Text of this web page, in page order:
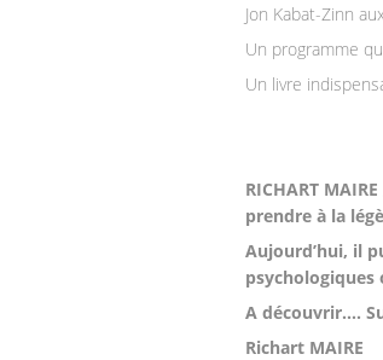
Jon Kabat-Zinn
Un programme
Un livre
RICHART
prendre à la
Aujourd’hui, il
psychologiques
A découvrir….
Richart MAIRE